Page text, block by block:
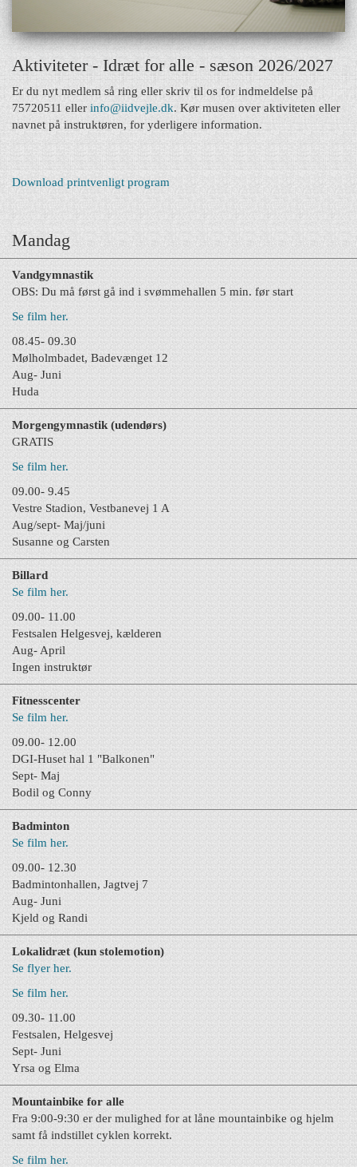
Aktiviteter - Idræt for alle - sæson 2026/2027
Er du nyt medlem så ring eller skriv til os for indmeldelse på
75720511 eller info@iidvejle.dk. Kør musen over aktiviteten eller
navnet på instruktøren, for yderligere information.
Download printvenligt program
Mandag
Vandgymnastik
OBS: Du må først gå ind i svømmehallen 5 min. før start
Se film her.
08.45- 09.30
Mølholmbadet, Badevænget 12
Aug- Juni
Huda
Morgengymnastik (udendørs)
GRATIS
Se film her.
09.00- 9.45
Vestre Stadion, Vestbanevej 1 A
Aug/sept- Maj/juni
Susanne og Carsten
Billard
Se film her.
09.00- 11.00
Festsalen Helgesvej, kælderen
Aug- April
Ingen instruktør
Fitnesscenter
Se film her.
09.00- 12.00
DGI-Huset hal 1 "Balkonen"
Sept- Maj
Bodil og Conny
Badminton
Se film her.
09.00- 12.30
Badmintonhallen, Jagtvej 7
Aug- Juni
Kjeld og Randi
Lokalidræt (kun stolemotion)
Se flyer her.
Se film her.
09.30- 11.00
Festsalen, Helgesvej
Sept- Juni
Yrsa og Elma
Mountainbike for alle
Fra 9:00-9:30 er der mulighed for at låne mountainbike og hjelm
samt få indstillet cyklen korrekt.
Se film her.